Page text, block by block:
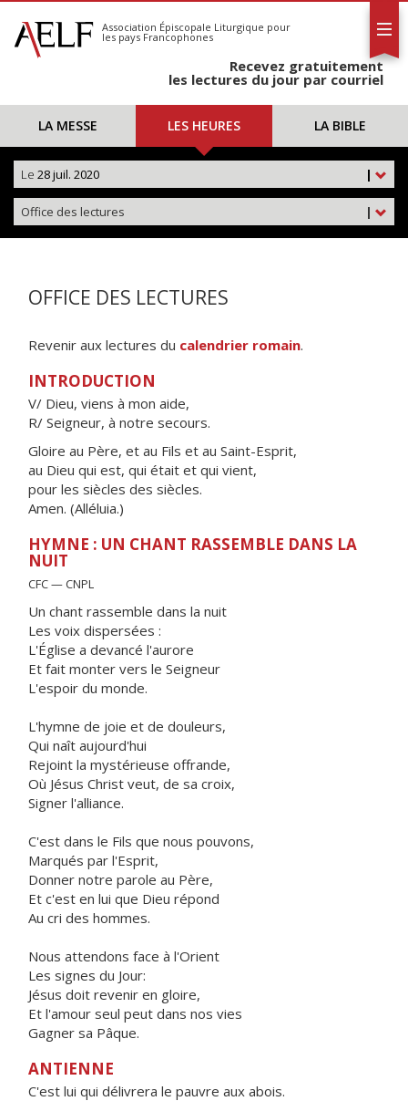
S'abonner
Calendrier
Association Épiscopale Liturgique pour
les pays Francophones
Recevez gratuitement
les lectures du jour par courriel
LA MESSE LES HEURES LA BIBLE
|
Le 28 juil. 2020
|
Office des lectures
OFFICE DES LECTURES
Revenir aux lectures du calendrier romain.
INTRODUCTION
V/ Dieu, viens à mon aide,
R/ Seigneur, à notre secours.
Gloire au Père, et au Fils et au Saint-Esprit,
au Dieu qui est, qui était et qui vient,
pour les siècles des siècles.
Amen. (Alléluia.)
HYMNE : UN CHANT RASSEMBLE DANS LA
NUIT
CFC — CNPL
Un chant rassemble dans la nuit
Les voix dispersées :
L'Église a devancé l'aurore
Et fait monter vers le Seigneur
L'espoir du monde.
L'hymne de joie et de douleurs,
Qui naît aujourd'hui
Rejoint la mystérieuse offrande,
Où Jésus Christ veut, de sa croix,
Signer l'alliance.
C'est dans le Fils que nous pouvons,
Marqués par l'Esprit,
Donner notre parole au Père,
Et c'est en lui que Dieu répond
Au cri des hommes.
Nous attendons face à l'Orient
Les signes du Jour:
Jésus doit revenir en gloire,
Et l'amour seul peut dans nos vies
Gagner sa Pâque.
ANTIENNE
C'est lui qui délivrera le pauvre aux abois.